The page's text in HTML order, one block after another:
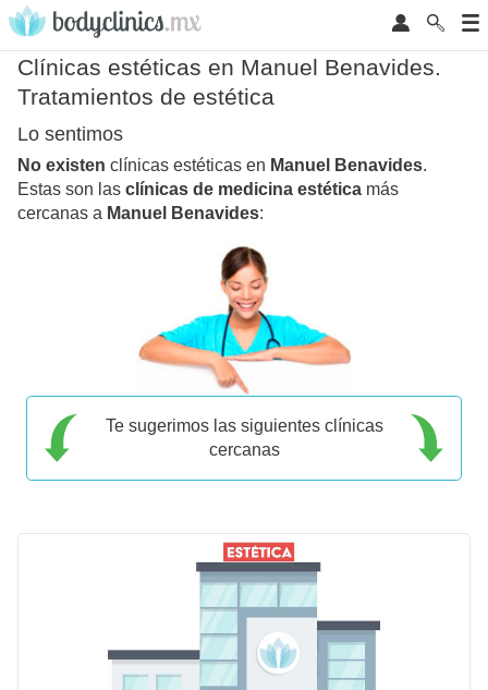
Clínicas estéticas en Manuel Benavides.
Tratamientos de estética
Lo sentimos
No existen clínicas estéticas en Manuel Benavides.
Estas son las clínicas de medicina estética más
cercanas a Manuel Benavides:
Te sugerimos las siguientes clínicas
cercanas